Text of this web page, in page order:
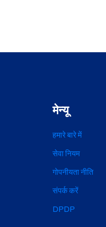
मेन्यू
हमारे बारे में
सेवा नियम
गोपनीयता नीति
संपर्क करें
DPDP